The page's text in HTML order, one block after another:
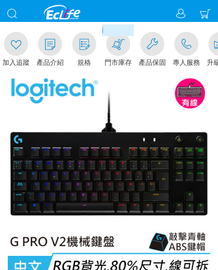
加入追蹤 產品介紹 規格
滿千元門市取貨現折1%(部分
門市庫存 產品保固 專人服務 升